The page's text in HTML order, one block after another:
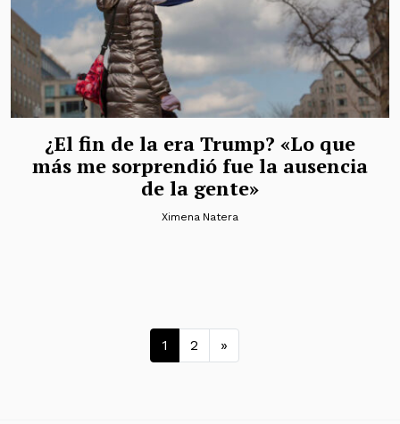
¿El fin de la era Trump? «Lo que
más me sorprendió fue la ausencia
de la gente»
Ximena Natera
Navegación de
1 2 »